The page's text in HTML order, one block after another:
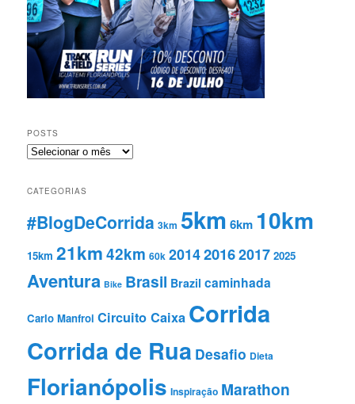
POSTS
Posts
CATEGORIAS
#BlogDeCorrida 3km 5km 6km 10km
15km 21km42km 60k 201420162017 2025
Aventura Bike Brasil Brazil caminhada
Carlo Manfroi Circuito Caixa Corrida
Corrida de Rua Desafio Dieta
Florianópolis Inspiração Marathon